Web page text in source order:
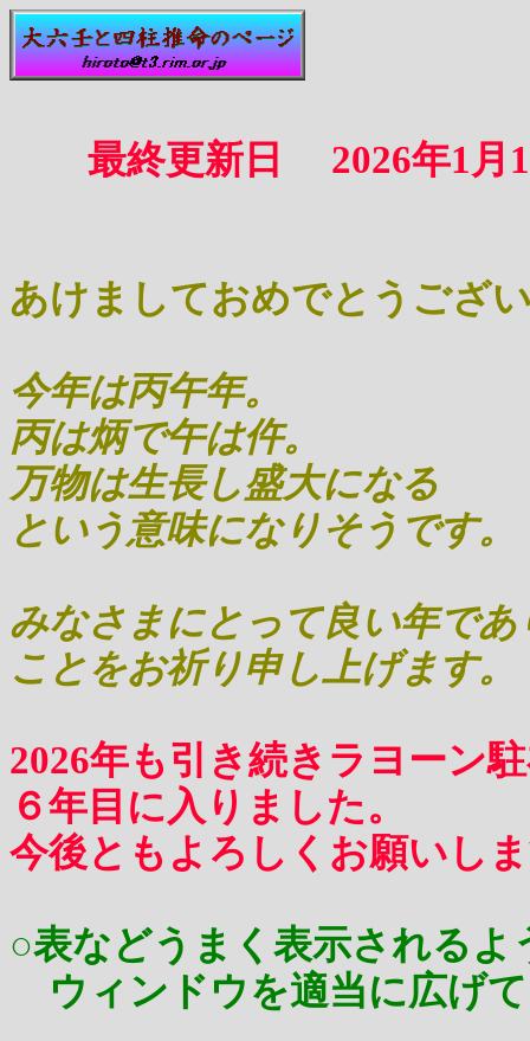
最終更新日 2026年1月
あけましておめでとうござ
今年は丙午年。
丙は炳で午は仵。
万物は生長し盛大になる
という意味になりそうです。
みなさまにとって良い年であ
ことをお祈り申し上げます。
2026年も引き続きラヨーン
６年目に入りました。
今後ともよろしくお願いし
○表などうまく表示されるよ
ウィンドウを適当に広げ